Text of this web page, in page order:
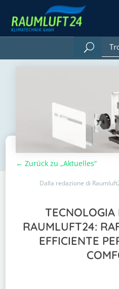
← Zurück zu „Aktuelles“
Dalla redazione di
RAUMLUFT24:
EFFICIENTE